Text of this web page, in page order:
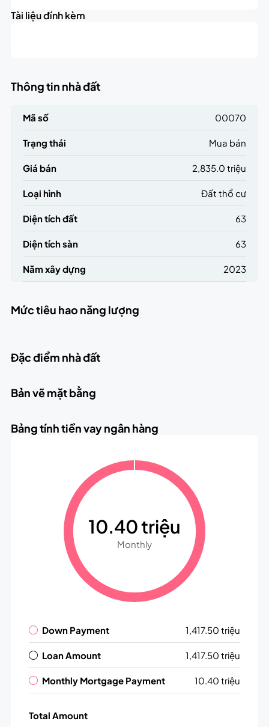
Tài liệu đính kèm
Thông tin nhà đất
Mã số 00070
Trạng thái Mua bán
Giá bán 2,835.0 triệu
Loại hình Đất thổ cư
Diện tích đất 63
Diện tích sàn 63
Năm xây dựng 2023
Mức tiêu hao năng lượng
Đặc điểm nhà đất
Bản vẽ mặt bằng
Bảng tính tiền vay ngân hàng
10.40 triệu
Monthly
Down Payment 1,417.50 triệu
Loan Amount 1,417.50 triệu
Monthly Mortgage Payment 10.40 triệu
Total Amount